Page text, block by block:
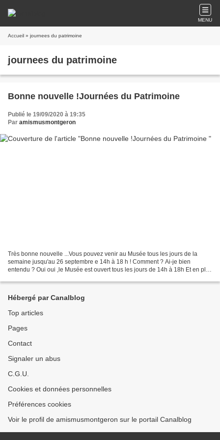
MENU
Accueil » journees du patrimoine
journees du patrimoine
Bonne nouvelle !Journées du Patrimoine
Publié le 19/09/2020 à 19:35
Par amismusmontgeron
Très bonne nouvelle ...Vous pouvez venir au Musée tous les jours de la
semaine jusqu'au 26 septembre e 14h à 18 h ! Comment ? Ai-je bien
entendu ? Oui oui ,le Musée est ouvert tous les jours de 14h à 18h Et en plus
Hébergé par Canalblog
Top articles
Pages
Contact
Signaler un abus
C.G.U.
Cookies et données personnelles
Préférences cookies
Voir le profil de amismusmontgeron sur le portail Canalblog